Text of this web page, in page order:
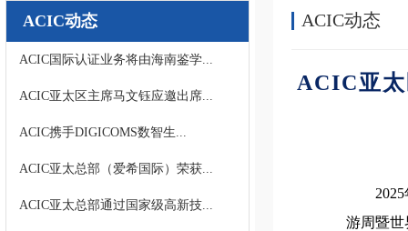
ACIC动态
ACIC国际认证业务将由海南鉴学...
ACIC亚太区主席马文钰应邀出席...
ACIC携手DIGICOMS数智生...
ACIC亚太总部（爱希国际）荣获...
ACIC亚太总部通过国家级高新技...
ACIC动态
ACIC亚
游周暨